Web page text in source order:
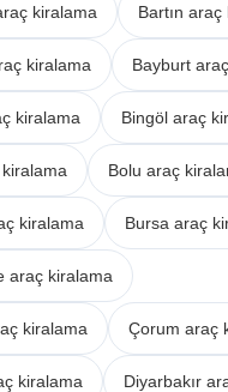
kiralama Bartın
kiralama Bayburt
kiralama Bingöl araç
Bolu araç
kiralama Bursa araç
araç kiralama
kiralama Çorum araç
kiralama Diyarbakır